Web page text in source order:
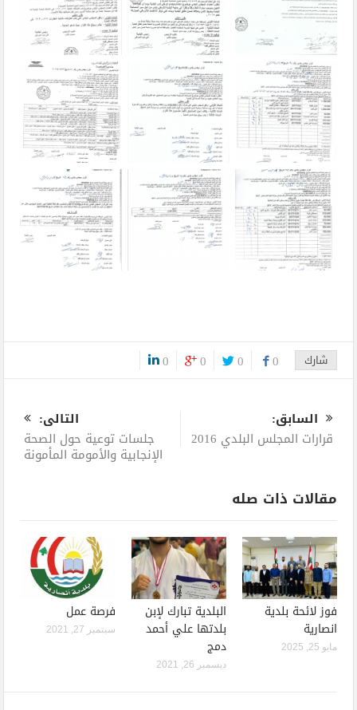
شارك 0
0
0
0
السابق:
قرارات المجلس البلدي 2016
التالى:
جلسات توعية حول الصحة
الإنجابية والأمومة المأمونة
مقالات ذات صله
فوز لائحة بلدية
انصارية
مايو 25, 2025
البلدية تبارك لإبن
بلدتها علي أحمد
دمج
ديسمبر 26, 2021
فرصة عمل
سبتمبر 27, 2021